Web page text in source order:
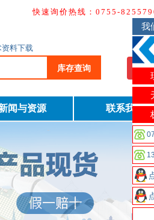
快速询价热线：0755-
资料下载
库存查询 我要
闻与资源 联系我们
我